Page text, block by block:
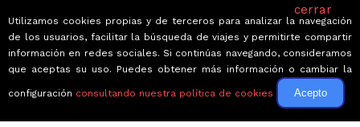
← Volver a Circuitos por Croacia
cerrar
Utilizamos cookies propias y de terceros para analizar la navegación
de los usuarios, facilitar la búsqueda de viajes y permitirte compartir
información en redes sociales. Si continúas navegando, consideramos
que aceptas su uso. Puedes obtener más información o cambiar la
configuración consultando nuestra política de cookies Acepto